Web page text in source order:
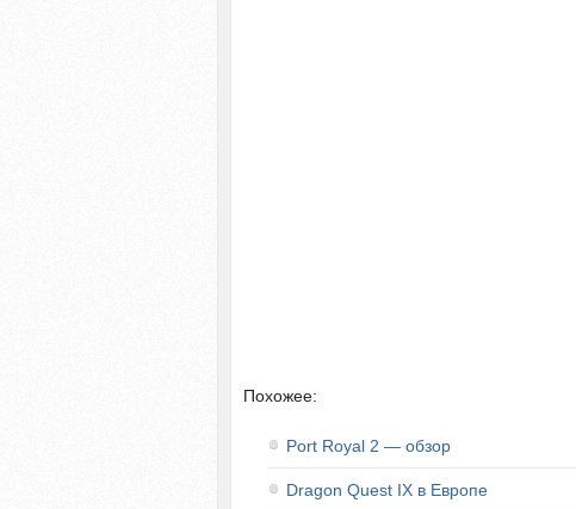
Похожее:
Port Royal 2 — обзор
Dragon Quest IX в Европе